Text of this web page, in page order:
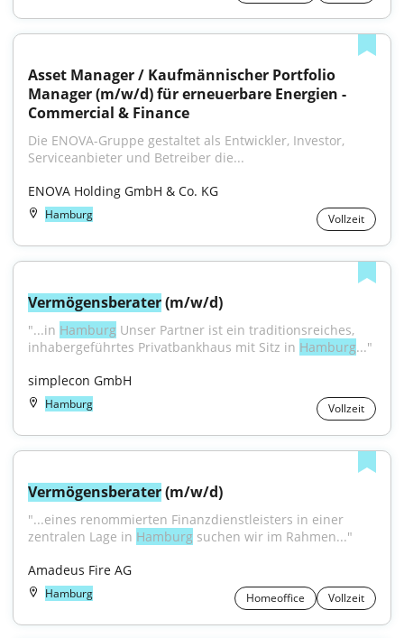
Asset Manager / Kaufmännischer Portfolio
Manager (m/w/d) für erneuerbare Energien -
Commercial & Finance
Die ENOVA-Gruppe gestaltet als Entwickler, Investor,
Serviceanbieter und Betreiber die...
ENOVA Holding GmbH & Co. KG
Hamburg Vollzeit
Vermögensberater (m/w/d)
"...in Hamburg Unser Partner ist ein traditionsreiches,
inhabergeführtes Privatbankhaus mit Sitz in Hamburg..."
simplecon GmbH
Hamburg Vollzeit
Vermögensberater (m/w/d)
"...eines renommierten Finanzdienstleisters in einer
zentralen Lage in Hamburg suchen wir im Rahmen..."
Amadeus Fire AG
Hamburg Homeoffice Vollzeit